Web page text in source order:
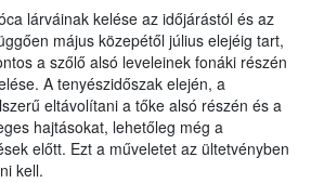
lárváinak kelése az időjárástól és az
május közepétől július elejéig tart,
a szőlő alsó leveleinek fonáki részén
A tenyészidőszak elején, a
eltávolítani a tőke alsó részén és a
hajtásokat, lehetőleg még a
előtt. Ezt a műveletet az ültetvényben
kell.